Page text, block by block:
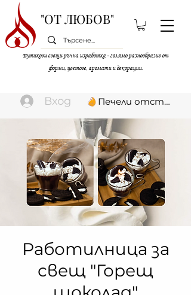
"ОТ ЛЮБОВ"
Бутикови свещи ръчна изработка - голямо разнообразие от
форми, цветове, аромати и декорации.
Вход Печели отстъпки
Работилница за
свещ "Горещ